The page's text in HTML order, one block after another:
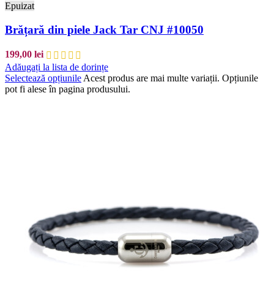
Epuizat
Brățară din piele Jack Tar CNJ #10050
199,00 lei
Adăugați la lista de dorințe
Selectează opțiunile Acest produs are mai multe variații. Opțiunile
pot fi alese în pagina produsului.